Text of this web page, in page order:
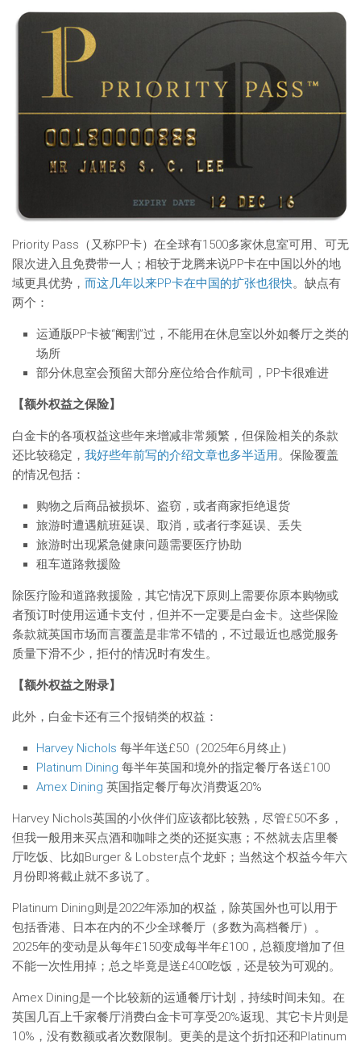
Priority Pass（又称PP卡）在全球有1500多家休息室可用、可无
限次进入且免费带一人；相较于龙腾来说PP卡在中国以外的地
域更具优势， 而这几年以来PP卡在中国的扩张也很快。缺点有
两个：
运通版PP卡被“阉割”过，不能用在休息室以外如餐厅之类的
场所
部分休息室会预留大部分座位给合作航司，PP卡很难进
【额外权益之保险】
白金卡的各项权益这些年来增减非常频繁，但保险相关的条款
还比较稳定， 我好些年前写的介绍文章也多半适用。保险覆盖
的情况包括：
购物之后商品被损坏、盗窃，或者商家拒绝退货
旅游时遭遇航班延误、取消，或者行李延误、丢失
旅游时出现紧急健康问题需要医疗协助
租车道路救援险
除医疗险和道路救援险，其它情况下原则上需要你原本购物或
者预订时使用运通卡支付，但并不一定要是白金卡。这些保险
条款就英国市场而言覆盖是非常不错的，不过最近也感觉服务
质量下滑不少，拒付的情况时有发生。
【额外权益之附录】
此外，白金卡还有三个报销类的权益：
Harvey Nichols 每半年送£50（2025年6月终止）
Platinum Dining 每半年英国和境外的指定餐厅各送£100
Amex Dining 英国指定餐厅每次消费返20%
Harvey Nichols英国的小伙伴们应该都比较熟，尽管£50不多，
但我一般用来买点酒和咖啡之类的还挺实惠；不然就去店里餐
厅吃饭、比如Burger & Lobster点个龙虾；当然这个权益今年六
月份即将截止就不多说了。
Platinum Dining则是2022年添加的权益，除英国外也可以用于
包括香港、日本在内的不少全球餐厅（多数为高档餐厅）。
2025年的变动是从每年£150变成每半年£100，总额度增加了但
不能一次性用掉；总之毕竟是送£400吃饭，还是较为可观的。
Amex Dining是一个比较新的运通餐厅计划，持续时间未知。在
英国几百上千家餐厅消费白金卡可享受20%返现、其它卡片则是
10%，没有数额或者次数限制。更美的是这个折扣还和Platinum